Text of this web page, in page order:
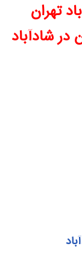
تهران
شادآباد